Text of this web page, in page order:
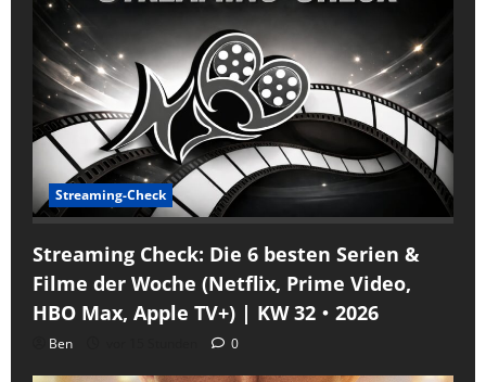
Streaming-Check
Streaming Check: Die 6 besten Serien &
Filme der Woche (Netflix, Prime Video,
HBO Max, Apple TV+) | KW 32・2026
Ben 0